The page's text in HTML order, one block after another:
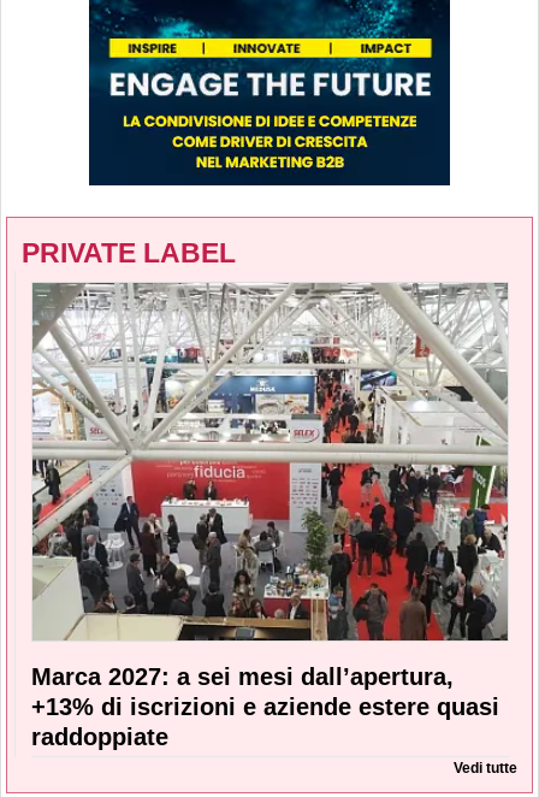
PRIVATE LABEL
Marca 2027: a sei mesi dall’apertura,
+13% di iscrizioni e aziende estere quasi
raddoppiate
Vedi tutte